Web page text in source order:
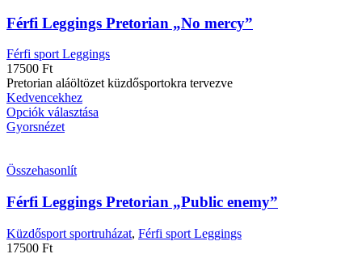
Férfi Leggings Pretorian „No mercy”
Férfi sport Leggings
17500 Ft
Pretorian aláöltözet küzdősportokra tervezve
Kedvencekhez
Opciók választása
Gyorsnézet
Összehasonlít
Férfi Leggings Pretorian „Public enemy”
Küzdősport sportruházat, Férfi sport Leggings
17500 Ft